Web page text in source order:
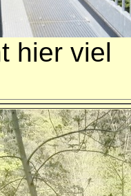
hier viel